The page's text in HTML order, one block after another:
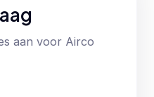
aan voor Airco